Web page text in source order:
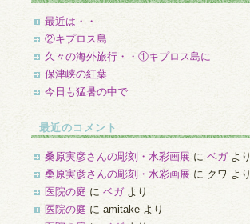
最近は・・
②キプロス島
久々の海外旅行・・①キプロス島に
保津峡の紅葉
今日も猛暑の中で
最近のコメント
桑原実彦さんの彫刻・水彩画展 に ベガより
桑原実彦さんの彫刻・水彩画展 に クワ より
医院の庭 に ベガより
医院の庭 に amitakeより